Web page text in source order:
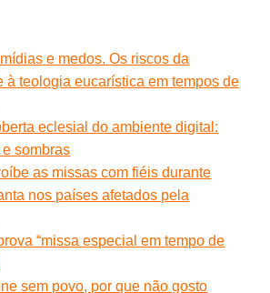
e medos. Os riscos da
à teologia eucarística em tempos de
eclesial do ambiente digital:
sombras
as missas com fiéis durante
nos países afetados pela
“missa especial em tempo de
sem povo, por que não gosto